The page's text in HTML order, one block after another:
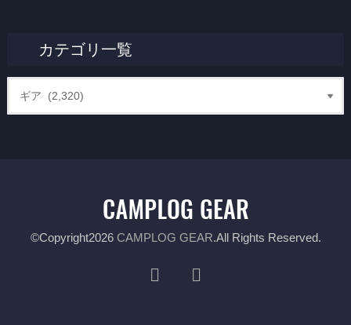
カテゴリ一覧
©Copyright2026 CAMPLOG GEAR.All Rights Reserved.